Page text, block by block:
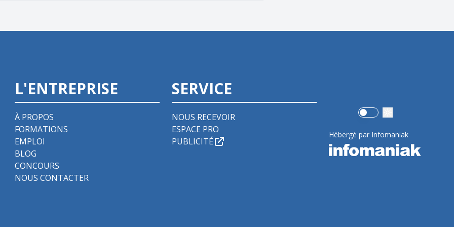
L'ENTREPRISE
À PROPOS
FORMATIONS
EMPLOI
BLOG
CONCOURS
NOUS CONTACTER
SERVICE
NOUS RECEVOIR
ESPACE PRO
PUBLICITÉ
Use setting
Hébergé par Infomaniak